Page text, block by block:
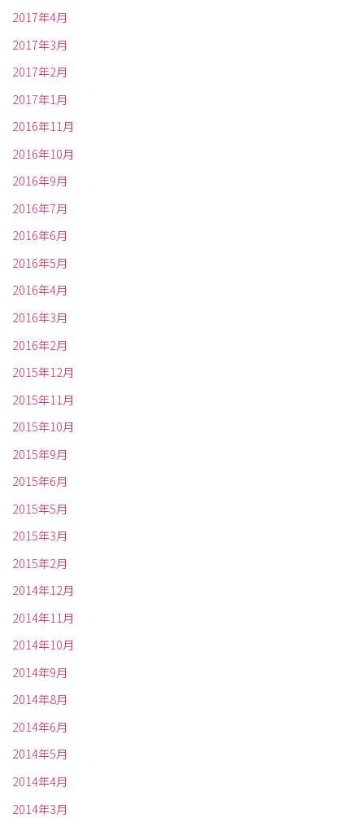
2017年4月
2017年3月
2017年2月
2017年1月
2016年11月
2016年10月
2016年9月
2016年7月
2016年6月
2016年5月
2016年4月
2016年3月
2016年2月
2015年12月
2015年11月
2015年10月
2015年9月
2015年6月
2015年5月
2015年3月
2015年2月
2014年12月
2014年11月
2014年10月
2014年9月
2014年8月
2014年6月
2014年5月
2014年4月
2014年3月